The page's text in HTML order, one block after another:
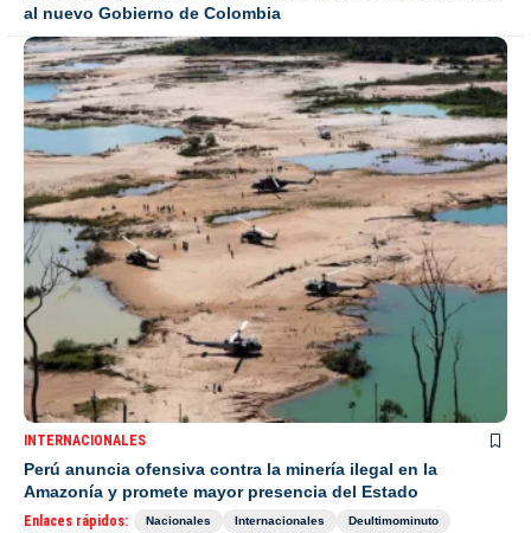
al nuevo Gobierno de Colombia
INTERNACIONALES
Perú anuncia ofensiva contra la minería ilegal en la
Amazonía y promete mayor presencia del Estado
Enlaces rápidos: Nacionales Internacionales
Deultimominuto